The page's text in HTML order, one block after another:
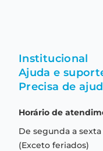
Institucional
Fale conosco
Formas de
Ajuda e
Garantia
Troca e devolução
Precisa de
Horário de
De segunda a sexta
(Exceto feriados)